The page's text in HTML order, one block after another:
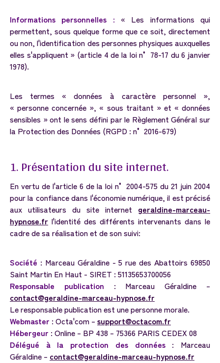
Informations personnelles : « Les informations qui
permettent, sous quelque forme que ce soit, directement
ou non, l'identification des personnes physiques auxquelles
elles s'appliquent » (article 4 de la loi n° 78-17 du 6 janvier
1978).
Les termes « données à caractère personnel »,
« personne concernée », « sous traitant » et « données
sensibles » ont le sens défini par le Règlement Général sur
la Protection des Données (RGPD : n° 2016-679)
1.Présentationdusite internet.
En vertu de l'article 6 de la loi n° 2004-575 du 21 juin 2004
pour la confiance dans l'économie numérique, il est précisé
aux utilisateurs du site internet geraldine-marceau-
hypnose.fr l'identité des différents intervenants dans le
cadre de sa réalisation et de son suivi:
Société : Marceau Géraldine - 5 rue des Abattoirs 69850
Saint Martin En Haut - SIRET : 51135653700056
Responsable publication : Marceau Géraldine –
contact@geraldine-marceau-hypnose.fr
Le responsable publication est une personne morale.
Webmaster : Octa'com – support@octacom.fr
Hébergeur : Online – BP 438 – 75366 PARIS CEDEX 08
Délégué à la protection des données: Marceau
Géraldine – contact@geraldine-marceau-hypnose.fr